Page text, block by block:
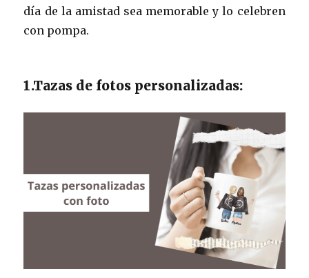
día de la amistad sea memorable y lo celebren
con pompa.
1.Tazas de fotos personalizadas: